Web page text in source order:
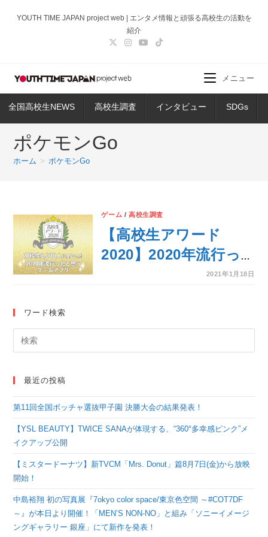
ス
ッ
YOUTH TIME JAPAN project web | エンタメ情報と頑張る高校生の活動を
紹介
全国高校生NEWS 高校生調査 インタビュー SDGs
メニュー
ポケモンGo
ホーム > ポケモンGo
ゲーム /高校生調査
【高校生アワード
2020】2020年流行っ
たと思うゲームアプリ
2021年1月18日
ワード検索
最近の投稿
第11回全国ボッチャ選抜甲子園 決勝大会の結果発表！
【YSL BEAUTY】TWICE SANAが体現する、“360°多幸感ピンク”メ
イクアップ公開
【ミスタードーナツ】新TVCM「Mrs. Donut」篇8月7日(金)から放映
開始！
中島裕翔 初の写真展『7okyo color space/東京色空間 ～#COT7DF
～』が本日より開催！「MEN’S NON-NO」と組み「ソニーイメージ
ングギャラリー 銀座」にて新作を発表！